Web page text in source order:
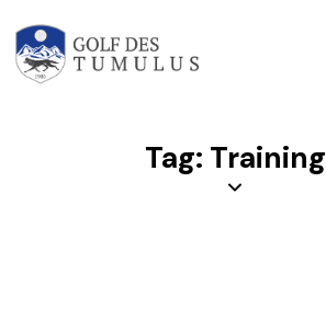
Tag: Training